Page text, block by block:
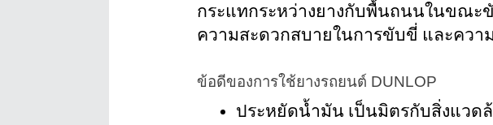
กระแทกระหว่างยางกับพื้นถนนในขณะ
ความสะดวกสบายในการขับขี่ และควา
ข้อดีของการใช้ยางรถยนต์ DUNLOP
ประหยัดน้ำมัน เป็นมิตรกับสิ่งแวด